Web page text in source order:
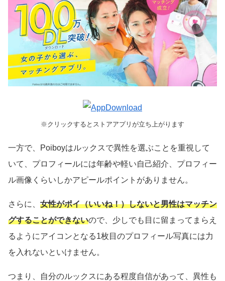
※クリックするとストアアプリが立ち上がります
一方で、Poiboyはルックスで異性を選ぶことを重視して
いて、プロフィールには年齢や軽い自己紹介、プロフィー
ル画像くらいしかアピールポイントがありません。
さらに、 女性がポイ（いいね！）しないと男性はマッチン
グすることができないので、少しでも目に留まってまらえ
るようにアイコンとなる1枚目のプロフィール写真には力
を入れないといけません。
つまり、自分のルックスにある程度自信があって、異性も